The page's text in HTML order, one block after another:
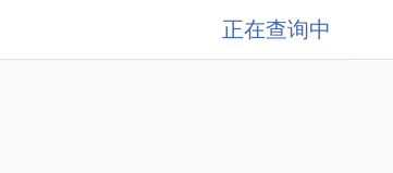
正在查询中